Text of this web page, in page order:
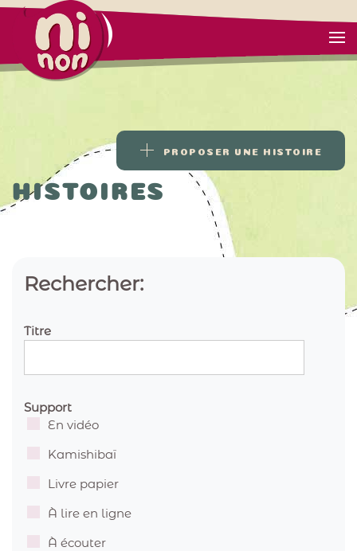
PROPOSER UNE HISTOIRE
HISTOIRES
Rechercher:
Titre
Support
En vidéo
Kamishibaï
Livre papier
À lire en ligne
À écouter